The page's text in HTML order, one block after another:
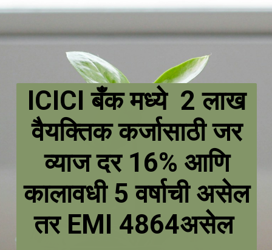
ICICI बँक मध्ये 2 लाख
वैयक्तिक कर्जासाठी जर
व्याज दर 16% आणि
कालावधी 5 वर्षाची असेल
तर EMI ₹4864असेल